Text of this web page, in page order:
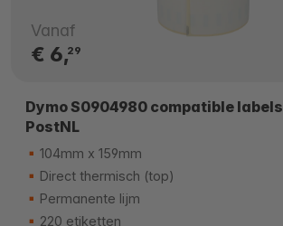
Vanaf
€ 6,29
Dymo S0904980 compatible labels
PostNL
104mm x 159mm
Direct thermisch (top)
Permanente lijm
220 etiketten